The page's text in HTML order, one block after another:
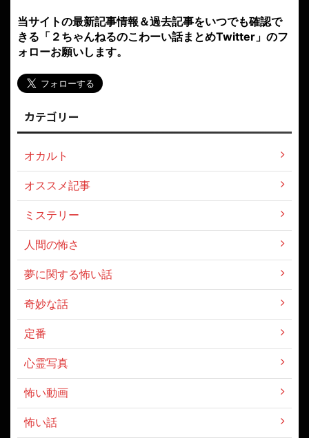
当サイトの最新記事情報＆過去記事をいつでも確認で
きる「２ちゃんねるのこわーい話まとめTwitter」のフ
ォローお願いします。
カテゴリー
オカルト
オススメ記事
ミステリー
人間の怖さ
夢に関する怖い話
奇妙な話
定番
心霊写真
怖い動画
怖い話